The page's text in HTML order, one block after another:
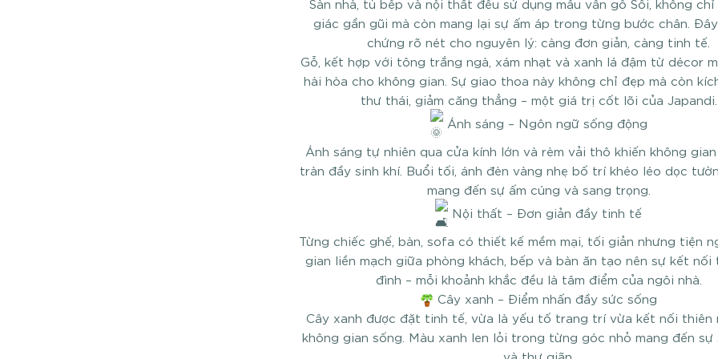
Sàn nhà, tủ bếp và nội thất đều sử dụng mẫu vân gỗ Sồi, không
giác gần gũi mà còn mang lại sự ấm áp trong từng bước chân.
chứng rõ nét cho nguyên lý: càng đơn giản, càng tinh tế.
Gỗ, kết hợp với tông trắng ngà, xám nhạt và xanh lá đậm từ décor
hài hòa cho không gian. Sự giao thoa này không chỉ đẹp mà còn
thư thái, giảm căng thẳng – một giá trị cốt lõi của Japandi.
Ánh sáng – Ngôn ngữ sống động
Ánh sáng tự nhiên qua cửa kính lớn và rèm vải thô khiến không
tràn đầy sinh khí. Buổi tối, ánh đèn vàng nhẹ bố trí khéo léo dọc
mang đến sự ấm cúng và sang trọng.
Nội thất – Đơn giản đầy tinh tế
Từng chiếc ghế, bàn, sofa có thiết kế mềm mại, tối giản nhưng tiện
gian liền mạch giữa phòng khách, bếp và bàn ăn tạo nên sự kết
đình – mỗi khoảnh khắc đều là tâm điểm của ngôi nhà.
Cây xanh – Điểm nhấn đầy sức sống
Cây xanh được đặt tinh tế, vừa là yếu tố trang trí vừa kết nối thiên
không gian sống. Màu xanh len lỏi trong từng góc nhỏ mang đến sự